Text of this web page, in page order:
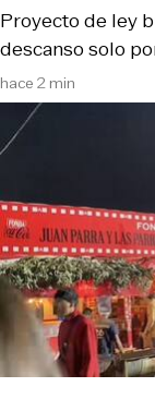
hace 2 min
Proyecto de ley
descanso solo